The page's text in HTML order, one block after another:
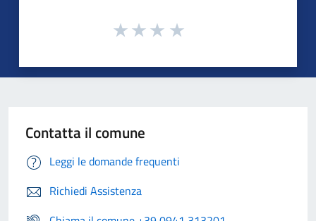
Contatta il comune
Leggi le domande frequenti
Richiedi Assistenza